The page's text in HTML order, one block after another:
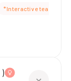
*Interactive teaching